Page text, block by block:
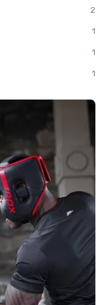
2
1
1
1